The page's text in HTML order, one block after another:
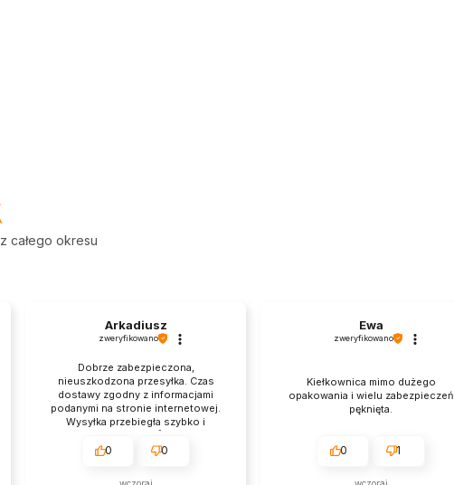
z całego okresu
Arkadiusz
zweryfikowano
Dobrze zabezpieczona,
nieuszkodzona przesyłka. Czas
dostawy zgodny z informacjami
podanymi na stronie internetowej.
Wysyłka przebiegła szybko i
0 0
wczoraj
Ewa
zweryfikowano
Kiełkownica mimo dużego
opakowania i wielu zabezpieczeń
pęknięta.
0 1
wczoraj